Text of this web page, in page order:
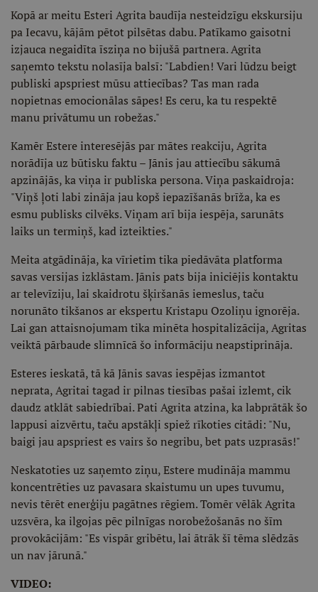
Kopā ar meitu Esteri Agrita baudīja nesteidzīgu ekskursiju
pa Iecavu, kājām pētot pilsētas dabu. Patīkamo gaisotni
izjauca negaidīta īsziņa no bijušā partnera. Agrita
saņemto tekstu nolasīja balsī: "Labdien! Vari lūdzu beigt
publiski apspriest mūsu attiecības? Tas man rada
nopietnas emocionālas sāpes! Es ceru, ka tu respektē
manu privātumu un robežas."
Kamēr Estere interesējās par mātes reakciju, Agrita
norādīja uz būtisku faktu – Jānis jau attiecību sākumā
apzinājās, ka viņa ir publiska persona. Viņa paskaidroja:
"Viņš ļoti labi zināja jau kopš iepazīšanās brīža, ka es
esmu publisks cilvēks. Viņam arī bija iespēja, sarunāts
laiks un termiņš, kad izteikties."
Meita atgādināja, ka vīrietim tika piedāvāta platforma
savas versijas izklāstam. Jānis pats bija iniciējis kontaktu
ar televīziju, lai skaidrotu šķiršanās iemeslus, taču
norunāto tikšanos ar ekspertu Kristapu Ozoliņu ignorēja.
Lai gan attaisnojumam tika minēta hospitalizācija, Agritas
veiktā pārbaude slimnīcā šo informāciju neapstiprināja.
Esteres ieskatā, tā kā Jānis savas iespējas izmantot
neprata, Agritai tagad ir pilnas tiesības pašai izlemt, cik
daudz atklāt sabiedrībai. Pati Agrita atzina, ka labprātāk šo
lappusi aizvērtu, taču apstākļi spiež rīkoties citādi: "Nu,
baigi jau apspriest es vairs šo negribu, bet pats uzprasās!"
Neskatoties uz saņemto ziņu, Estere mudināja mammu
koncentrēties uz pavasara skaistumu un upes tuvumu,
nevis tērēt enerģiju pagātnes rēgiem. Tomēr vēlāk Agrita
uzsvēra, ka ilgojas pēc pilnīgas norobežošanās no šīm
provokācijām: "Es vispār gribētu, lai ātrāk šī tēma slēdzās
un nav jārunā."
VIDEO: